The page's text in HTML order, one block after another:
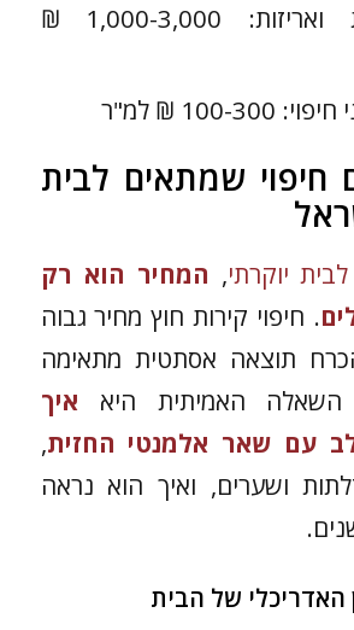
פינוי פסולת ואריזות: 1,000-3,000 ₪
300 ₪ למ"ר
חיפוי שמתאים לבית
יוקרתי, המחיר הוא רק
. חיפוי קירות חוץ מחיר גבוה
תוצאה אסתטית מתאימה
השאלה האמיתית היאאיך
עם שאר אלמנטי החזית,
ושערים, ואיך הוא נראה
האדריכלי של הבית